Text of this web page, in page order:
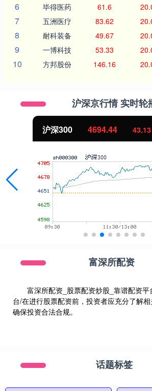
6 毕得医药 61.6
7 五洲医疗 83.62
8 耐科装备 49.67
9 一博科技 53.33
10 方邦股份 146.16
沪深京行情 实时轮
沪深300 4694.44 43.13
富深所配资
富深所配资_股票配资炒股_靠谱配资
台/在进行股票配资前，投资者应充分了解相
确保投资合法合规。
话题标签